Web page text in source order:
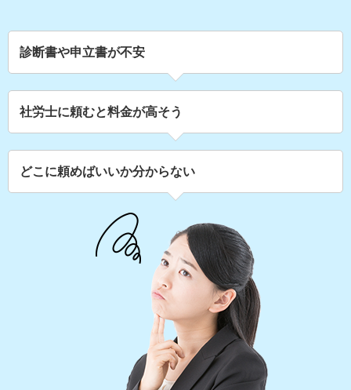
診断書や申立書が不安
社労士に頼むと料金が高そう
どこに頼めばいいか分からない